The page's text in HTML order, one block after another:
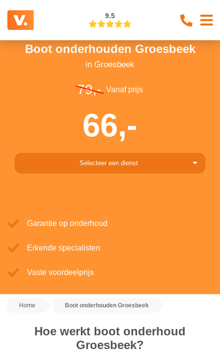
9.5
Boot onderhouden Groesbeek
in Groesbeek
79,- Vanaf prijs
66,-
Selecteer een dienst
Garantie op onderhoud
Erkende specialisten
Vaste voordeelprijs
Home Boot onderhouden Groesbeek
Hoe werkt boot onderhoud
Groesbeek?